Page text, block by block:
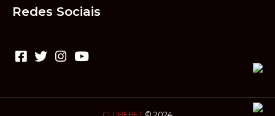
não o faça sem precauções e sem possuir a devida
poderão causar danos. Consultai por isso sempre um
(médium) conhecedor, quando se trata de fazer trabalhos
Redes Sociais